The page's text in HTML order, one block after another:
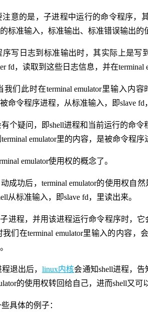
注意的是，子进程中运行的命令程序，
标准输入，标准输出、标准错误输出的
写日志到标准输出时，其实际上是写到
fd，读取到这些日志信息，并在terminal
们此时在terminal emulator里输入内容
命令程序进程，从标准输入，即slave fd
个疑问，即shell进程和当前运行的命
emulator里的内容，是被命令程
emulator使用权的概念了。
成功后，terminal emulator的使用权自
从标准输入，即slave fd，里读出来。
进程，并用该进程运行命令程序时，它
们在terminal emulator里输入的内容，
程退出后，linux内核会通知shell进程，
的使用权转回给自己，进而shell又可
具体的例子：